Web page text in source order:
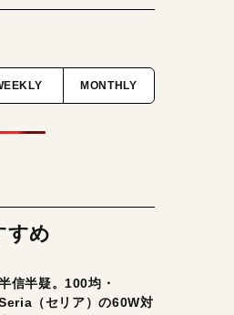
MONTHLY
すめ
信半疑。100均・
（セリア）の60W対